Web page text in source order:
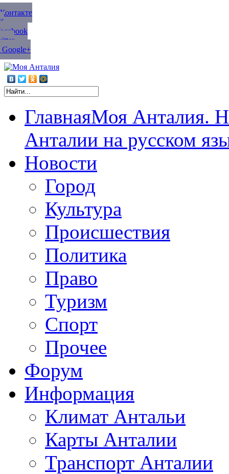
ГлавнаяМоя Анталия.
Анталии на русском
Новости
Город
Культура
Происшествия
Политика
Право
Туризм
Спорт
Прочее
Форум
Информация
Климат Антальи
Карты Анталии
Транспорт Анталии